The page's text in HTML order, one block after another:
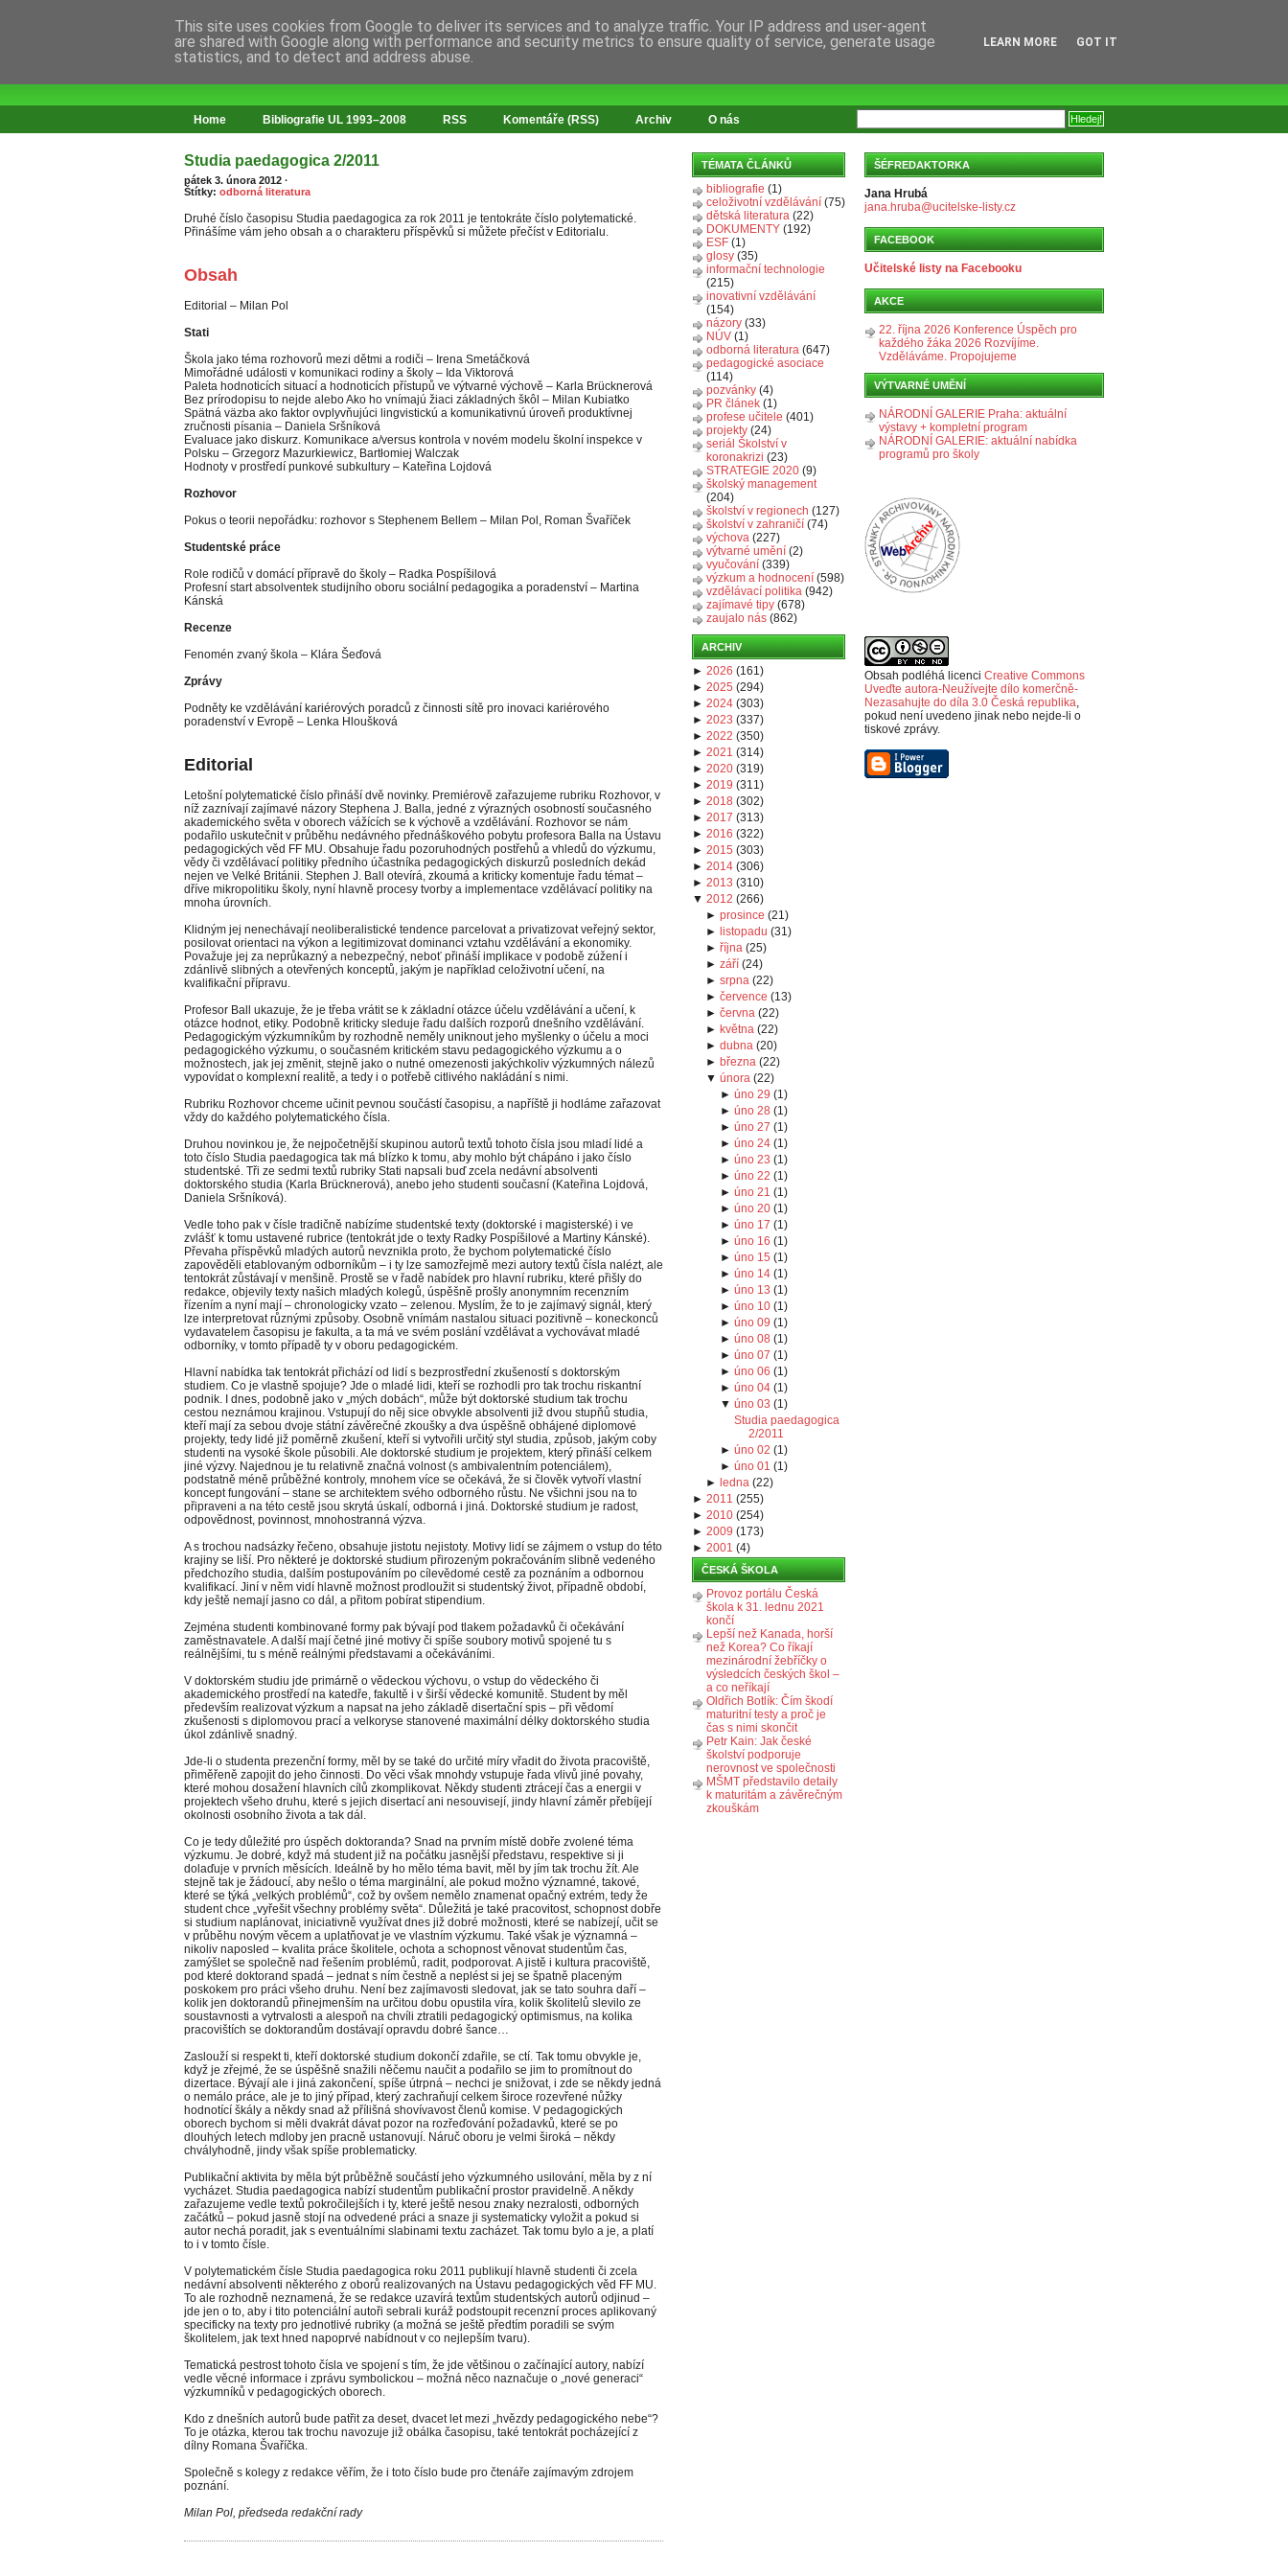
Home Bibliografie UL 1993–2008 RSS Komentáře (RSS) Archiv O nás
Studia paedagogica 2/2011
pátek 3. února 2012 ·
Štítky: odborná literatura
Druhé číslo časopisu Studia paedagogica za rok 2011 je tentokráte číslo polytematické.
Přinášíme vám jeho obsah a o charakteru příspěvků si můžete přečíst v Editorialu.
Obsah
Editorial – Milan Pol
Stati
Škola jako téma rozhovorů mezi dětmi a rodiči – Irena Smetáčková
Mimořádné události v komunikaci rodiny a školy – Ida Viktorová
Paleta hodnoticích situací a hodnoticích přístupů ve výtvarné výchově – Karla Brücknerová
Bez prírodopisu to nejde alebo Ako ho vnímajú žiaci základných škôl – Milan Kubiatko
Spätná väzba ako faktor ovplyvňujúci lingvistickú a komunikativnú úroveň produktívnej
zručnosti písania – Daniela Sršníková
Evaluace jako diskurz. Komunikace a/versus kontrola v novém modelu školní inspekce v
Polsku – Grzegorz Mazurkiewicz, Bartłomiej Walczak
Hodnoty v prostředí punkové subkultury – Kateřina Lojdová
Rozhovor
Pokus o teorii nepořádku: rozhovor s Stephenem Bellem – Milan Pol, Roman Švaříček
Studentské práce
Role rodičů v domácí přípravě do školy – Radka Pospíšilová
Profesní start absolventek studijního oboru sociální pedagogika a poradenství – Martina
Kánská
Recenze
Fenomén zvaný škola – Klára Šeďová
Zprávy
Podněty ke vzdělávání kariérových poradců z činnosti sítě pro inovaci kariérového
poradenství v Evropě – Lenka Hloušková
Editorial
Letošní polytematické číslo přináší dvě novinky. Premiérově zařazujeme rubriku Rozhovor, v
níž zaznívají zajímavé názory Stephena J. Balla, jedné z výrazných osobností současného
akademického světa v oborech vážících se k výchově a vzdělávání. Rozhovor se nám
podařilo uskutečnit v průběhu nedávného přednáškového pobytu profesora Balla na Ústavu
pedagogických věd FF MU. Obsahuje řadu pozoruhodných postřehů a vhledů do výzkumu,
vědy či vzdělávací politiky předního účastníka pedagogických diskurzů posledních dekád
nejen ve Velké Británii. Stephen J. Ball otevírá, zkoumá a kriticky komentuje řadu témat –
dříve mikropolitiku školy, nyní hlavně procesy tvorby a implementace vzdělávací politiky na
mnoha úrovních.
Klidným jej nenechávají neoliberalistické tendence parcelovat a privatizovat veřejný sektor,
posilovat orientaci na výkon a legitimizovat dominanci vztahu vzdělávání a ekonomiky.
Považuje jej za neprůkazný a nebezpečný, neboť přináší implikace v podobě zúžení i
zdánlivě slibných a otevřených konceptů, jakým je například celoživotní učení, na
kvalifikační přípravu.
Profesor Ball ukazuje, že je třeba vrátit se k základní otázce účelu vzdělávání a učení, k
otázce hodnot, etiky. Podobně kriticky sleduje řadu dalších rozporů dnešního vzdělávání.
Pedagogickým výzkumníkům by rozhodně neměly uniknout jeho myšlenky o účelu a moci
pedagogického výzkumu, o současném kritickém stavu pedagogického výzkumu a o
možnostech, jak jej změnit, stejně jako o nutné omezenosti jakýchkoliv výzkumných nálezů
vypovídat o komplexní realitě, a tedy i o potřebě citlivého nakládání s nimi.
Rubriku Rozhovor chceme učinit pevnou součástí časopisu, a napříště ji hodláme zařazovat
vždy do každého polytematického čísla.
Druhou novinkou je, že nejpočetnější skupinou autorů textů tohoto čísla jsou mladí lidé a
toto číslo Studia paedagogica tak má blízko k tomu, aby mohlo být chápáno i jako číslo
studentské. Tři ze sedmi textů rubriky Stati napsali buď zcela nedávní absolventi
doktorského studia (Karla Brücknerová), anebo jeho studenti současní (Kateřina Lojdová,
Daniela Sršníková).
Vedle toho pak v čísle tradičně nabízíme studentské texty (doktorské i magisterské) i ve
zvlášť k tomu ustavené rubrice (tentokrát jde o texty Radky Pospíšilové a Martiny Kánské).
Převaha příspěvků mladých autorů nevznikla proto, že bychom polytematické číslo
zapověděli etablovaným odborníkům – i ty lze samozřejmě mezi autory textů čísla nalézt, ale
tentokrát zůstávají v menšině. Prostě se v řadě nabídek pro hlavní rubriku, které přišly do
redakce, objevily texty našich mladých kolegů, úspěšně prošly anonymním recenzním
řízením a nyní mají – chronologicky vzato – zelenou. Myslím, že to je zajímavý signál, který
lze interpretovat různými způsoby. Osobně vnímám nastalou situaci pozitivně – koneckonců
vydavatelem časopisu je fakulta, a ta má ve svém poslání vzdělávat a vychovávat mladé
odborníky, v tomto případě ty v oboru pedagogickém.
Hlavní nabídka tak tentokrát přichází od lidí s bezprostřední zkušeností s doktorským
studiem. Co je vlastně spojuje? Jde o mladé lidi, kteří se rozhodli pro tak trochu riskantní
podnik. I dnes, podobně jako v „mých dobách“, může být doktorské studium tak trochu
cestou neznámou krajinou. Vstupují do něj sice obvykle absolventi již dvou stupňů studia,
kteří mají za sebou dvoje státní závěrečné zkoušky a dva úspěšně obhájené diplomové
projekty, tedy lidé již poměrně zkušení, kteří si vytvořili určitý styl studia, způsob, jakým coby
studenti na vysoké škole působili. Ale doktorské studium je projektem, který přináší celkem
jiné výzvy. Najednou je tu relativně značná volnost (s ambivalentním potenciálem),
podstatně méně průběžné kontroly, mnohem více se očekává, že si člověk vytvoří vlastní
koncept fungování – stane se architektem svého odborného růstu. Ne všichni jsou na to
připraveni a na této cestě jsou skrytá úskalí, odborná i jiná. Doktorské studium je radost,
odpovědnost, povinnost, mnohostranná výzva.
A s trochou nadsázky řečeno, obsahuje jistotu nejistoty. Motivy lidí se zájmem o vstup do této
krajiny se liší. Pro některé je doktorské studium přirozeným pokračováním slibně vedeného
předchozího studia, dalším postupováním po cílevědomé cestě za poznáním a odbornou
kvalifikací. Jiní v něm vidí hlavně možnost prodloužit si studentský život, případně období,
kdy ještě nemají jasno co dál, a přitom pobírat stipendium.
Zejména studenti kombinované formy pak bývají pod tlakem požadavků či očekávání
zaměstnavatele. A další mají četné jiné motivy či spíše soubory motivů spojené tu s
reálnějšími, tu s méně reálnými představami a očekáváními.
V doktorském studiu jde primárně o vědeckou výchovu, o vstup do vědeckého či
akademického prostředí na katedře, fakultě i v širší vědecké komunitě. Student by měl
především realizovat výzkum a napsat na jeho základě disertační spis – při vědomí
zkušenosti s diplomovou prací a velkoryse stanovené maximální délky doktorského studia
úkol zdánlivě snadný.
Jde-li o studenta prezenční formy, měl by se také do určité míry vřadit do života pracoviště,
přiměřeně zapojit do jeho činnosti. Do věci však mnohdy vstupuje řada vlivů jiné povahy,
které mohou dosažení hlavních cílů zkomplikovat. Někdy studenti ztrácejí čas a energii v
projektech všeho druhu, které s jejich disertací ani nesouvisejí, jindy hlavní záměr přebíjejí
okolnosti osobního života a tak dál.
Co je tedy důležité pro úspěch doktoranda? Snad na prvním místě dobře zvolené téma
výzkumu. Je dobré, když má student již na počátku jasnější představu, respektive si ji
dolaďuje v prvních měsících. Ideálně by ho mělo téma bavit, měl by jím tak trochu žít. Ale
stejně tak je žádoucí, aby nešlo o téma marginální, ale pokud možno významné, takové,
které se týká „velkých problémů“, což by ovšem nemělo znamenat opačný extrém, tedy že
student chce „vyřešit všechny problémy světa“. Důležitá je také pracovitost, schopnost dobře
si studium naplánovat, iniciativně využívat dnes již dobré možnosti, které se nabízejí, učit se
v průběhu novým věcem a uplatňovat je ve vlastním výzkumu. Také však je významná –
nikoliv naposled – kvalita práce školitele, ochota a schopnost věnovat studentům čas,
zamýšlet se společně nad řešením problémů, radit, podporovat. A jistě i kultura pracoviště,
pod které doktorand spadá – jednat s ním čestně a neplést si jej se špatně placeným
poskokem pro práci všeho druhu. Není bez zajímavosti sledovat, jak se tato souhra daří –
kolik jen doktorandů přinejmenším na určitou dobu opustila víra, kolik školitelů slevilo ze
soustavnosti a vytrvalosti a alespoň na chvíli ztratili pedagogický optimismus, na kolika
pracovištích se doktorandům dostávají opravdu dobré šance…
Zaslouží si respekt ti, kteří doktorské studium dokončí zdařile, se ctí. Tak tomu obvykle je,
když je zřejmé, že se úspěšně snažili něčemu naučit a podařilo se jim to promítnout do
dizertace. Bývají ale i jiná zakončení, spíše útrpná – nechci je snižovat, i zde se někdy jedná
o nemálo práce, ale je to jiný případ, který zachraňují celkem široce rozevřené nůžky
hodnotící škály a někdy snad až přílišná shovívavost členů komise. V pedagogických
oborech bychom si měli dvakrát dávat pozor na rozřeďování požadavků, které se po
dlouhých letech mdloby jen pracně ustanovují. Náruč oboru je velmi široká – někdy
chvályhodně, jindy však spíše problematicky.
Publikační aktivita by měla být průběžně součástí jeho výzkumného usilování, měla by z ní
vycházet. Studia paedagogica nabízí studentům publikační prostor pravidelně. A někdy
zařazujeme vedle textů pokročilejších i ty, které ještě nesou znaky nezralosti, odborných
začátků – pokud jasně stojí na odvedené práci a snaze ji systematicky vyložit a pokud si
autor nechá poradit, jak s eventuálními slabinami textu zacházet. Tak tomu bylo a je, a platí
to i v tomto čísle.
V polytematickém čísle Studia paedagogica roku 2011 publikují hlavně studenti či zcela
nedávní absolventi některého z oborů realizovaných na Ústavu pedagogických věd FF MU.
To ale rozhodně neznamená, že se redakce uzavírá textům studentských autorů odjinud –
jde jen o to, aby i tito potenciální autoři sebrali kuráž podstoupit recenzní proces aplikovaný
specificky na texty pro jednotlivé rubriky (a možná se ještě předtím poradili se svým
školitelem, jak text hned napoprvé nabídnout v co nejlepším tvaru).
Tematická pestrost tohoto čísla ve spojení s tím, že jde většinou o začínající autory, nabízí
vedle věcné informace i zprávu symbolickou – možná něco naznačuje o „nové generaci“
výzkumníků v pedagogických oborech.
Kdo z dnešních autorů bude patřit za deset, dvacet let mezi „hvězdy pedagogického nebe“?
To je otázka, kterou tak trochu navozuje již obálka časopisu, také tentokrát pocházející z
dílny Romana Švaříčka.
Společně s kolegy z redakce věřím, že i toto číslo bude pro čtenáře zajímavým zdrojem
poznání.
Milan Pol, předseda redakční rady
TÉMATA ČLÁNKŮ
bibliografie (1)
celoživotní vzdělávání (75)
dětská literatura (22)
DOKUMENTY (192)
ESF (1)
glosy (35)
informační technologie
(215)
inovativní vzdělávání
(154)
názory (33)
NÚV (1)
odborná literatura (647)
pedagogické asociace
(114)
pozvánky (4)
PR článek (1)
profese učitele (401)
projekty (24)
seriál Školství v
koronakrizi (23)
STRATEGIE 2020 (9)
školský management
(204)
školství v regionech (127)
školství v zahraničí (74)
výchova (227)
výtvarné umění (2)
vyučování (339)
výzkum a hodnocení (598)
vzdělávací politika (942)
zajímavé tipy (678)
zaujalo nás (862)
ARCHIV
► 2026 (161)
► 2025 (294)
► 2024 (303)
► 2023 (337)
► 2022 (350)
► 2021 (314)
► 2020 (319)
► 2019 (311)
► 2018 (302)
► 2017 (313)
► 2016 (322)
► 2015 (303)
► 2014 (306)
► 2013 (310)
▼ 2012 (266)
►prosince (21)
► listopadu (31)
►října (25)
►září (24)
►srpna (22)
►července (13)
►června (22)
► května (22)
►dubna (20)
► března (22)
▼února (22)
► úno 29 (1)
► úno 28 (1)
► úno 27 (1)
► úno 24(1)
► úno 23 (1)
► úno 22 (1)
► úno 21 (1)
► úno 20(1)
► úno 17 (1)
► úno 16 (1)
► úno 15 (1)
► úno 14(1)
► úno 13 (1)
► úno 10(1)
► úno 09 (1)
► úno 08 (1)
► úno 07 (1)
► úno 06 (1)
► úno 04(1)
▼ úno 03 (1)
Studia paedagogica
2/2011
► úno 02 (1)
► úno 01 (1)
► ledna (22)
► 2011 (255)
► 2010 (254)
► 2009 (173)
► 2001 (4)
ČESKÁ ŠKOLA
Provoz portálu Česká
škola k 31. lednu 2021
končí
Lepší než Kanada, horší
než Korea? Co říkají
mezinárodní žebříčky o
výsledcích českých škol –
a co neříkají
Oldřich Botlík: Čím škodí
maturitní testy a proč je
čas s nimi skončit
Petr Kain: Jak české
školství podporuje
nerovnost ve společnosti
MŠMT představilo detaily
k maturitám a závěrečným
zkouškám
ŠÉFREDAKTORKA
Jana Hrubá
jana.hruba@ucitelske-listy.cz
FACEBOOK
Učitelské listy na Facebooku
AKCE
22. října 2026 Konference Úspěch pro
každého žáka 2026 Rozvíjíme.
Vzděláváme. Propojujeme
VÝTVARNÉ UMĚNÍ
NÁRODNÍ GALERIE Praha: aktuální
výstavy + kompletní program
NÁRODNÍ GALERIE: aktuální nabídka
programů pro školy
Obsah podléhá licenci Creative Commons
Uveďte autora-Neužívejte dílo komerčně-
Nezasahujte do díla 3.0 Česká republika,
pokud není uvedeno jinak nebo nejde-li o
tiskové zprávy.
This site uses cookies from Google to deliver its services and to analyze traffic. Your IP address and user-agent
are shared with Google along with performance and security metrics to ensure quality of service, generate usage
statistics, and to detect and address abuse.
LEARN MORE GOT IT